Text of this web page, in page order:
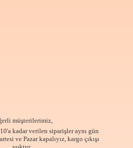
müşterilerimiz,
kadar verilen siparişler aynı gün
ve Pazar kapalıyız, kargo çıkışı